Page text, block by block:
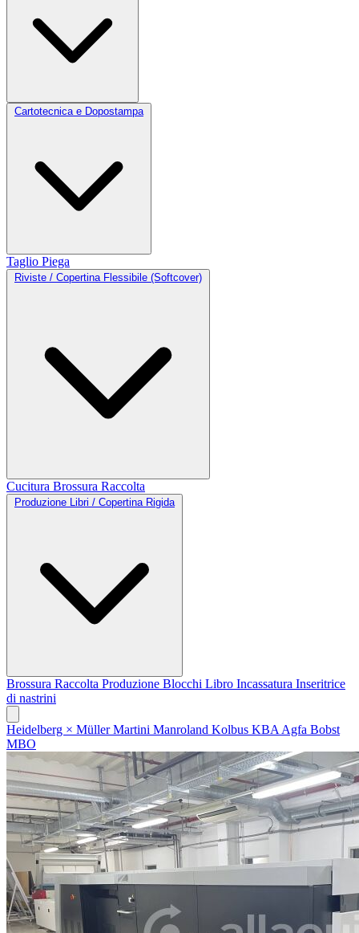
Cartotecnica e Dopostampa
Taglio Piega
Riviste / Copertina Flessibile (Softcover)
Cucitura Brossura Raccolta
Produzione Libri / Copertina Rigida
Brossura Raccolta Produzione Blocchi Libro Incassatura Inseritrice
di nastrini
Heidelberg × Müller Martini Manroland Kolbus KBA Agfa Bobst
MBO